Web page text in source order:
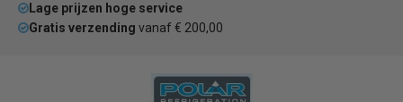
Lage prijzen hoge service
Gratis verzending vanaf € 200,00